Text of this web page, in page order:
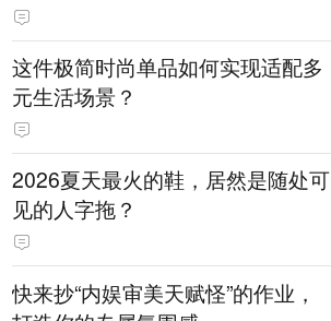
这件极简时尚单品如何实现适配多
元生活场景？
2026夏天最火的鞋，居然是随处可
见的人字拖？
快来抄“内娱审美天赋怪”的作业，